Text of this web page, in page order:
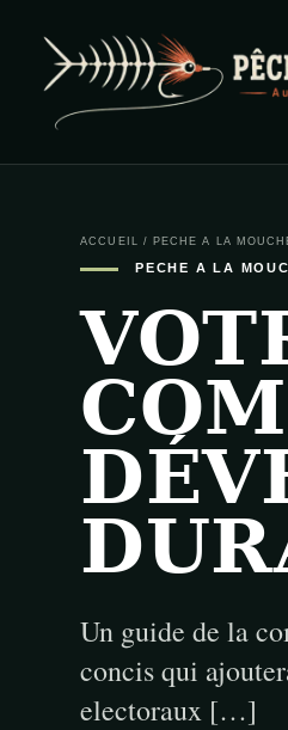
PECHE A LA
ACCUEIL / PECHE A LA
PECHE A LA
Un guide de la
concis qui
electoraux […]